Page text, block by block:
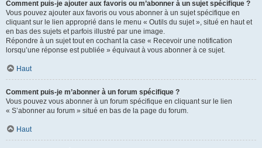
Comment puis-je ajouter aux favoris ou m’abonner à un sujet spécifique ?
Vous pouvez ajouter aux favoris ou vous abonner à un sujet spécifique en
cliquant sur le lien approprié dans le menu « Outils du sujet », situé en haut et
en bas des sujets et parfois illustré par une image.
Répondre à un sujet tout en cochant la case « Recevoir une notification
lorsqu’une réponse est publiée » équivaut à vous abonner à ce sujet.
Haut
Comment puis-je m’abonner à un forum spécifique ?
Vous pouvez vous abonner à un forum spécifique en cliquant sur le lien
« S’abonner au forum » situé en bas de la page du forum.
Haut